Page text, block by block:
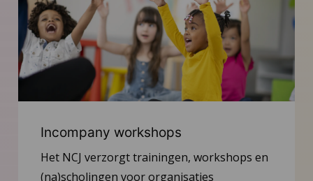
Incompany workshops
Het NCJ verzorgt trainingen, workshops en
(na)scholingen voor organisaties